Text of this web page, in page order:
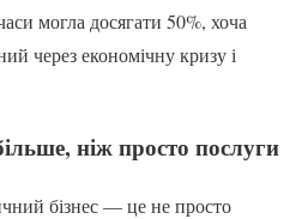
могла досягати 50%, хоча
через економічну кризу і
ніж просто послуги
бізнес — це не просто